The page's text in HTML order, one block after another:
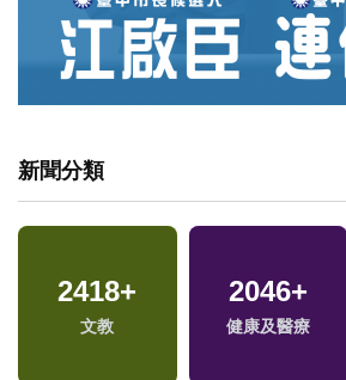
新聞分類
2418+
文教
2046+
健康及醫療
1471+
旅遊
9+
福建林公信俗文化專